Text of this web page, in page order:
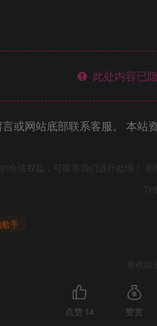
此处内容已
或网站底部联系客服。 本站
合法权益，可联系我们进行处理！
歌手
喜欢
点赞 14 赞赏